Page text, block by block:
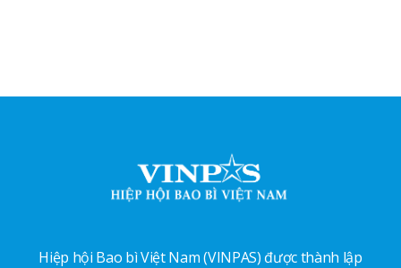
Hiệp hội Bao bì Việt Nam (VINPAS) được thành lập